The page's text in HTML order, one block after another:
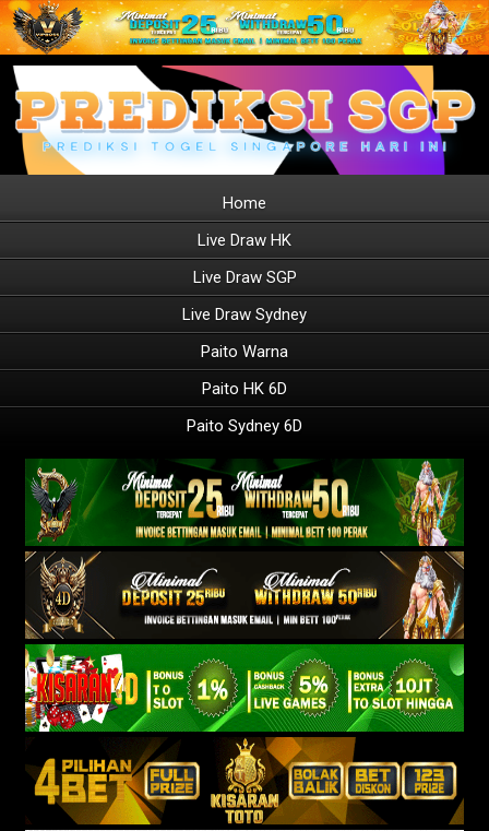
Home
Live Draw HK
Live Draw SGP
Live Draw Sydney
Paito Warna
Paito HK 6D
Paito Sydney 6D